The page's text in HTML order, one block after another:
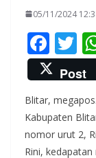
05/11/2024
F
ac
e
b
o
T
w
Post
Blitar,
Kabupaten
nomor urut 2,
Rini,